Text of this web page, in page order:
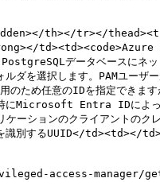
th></tr></
データベースにネ
選択します。PAMユーザ
任意のIDを指定できま
Entra IDによってア
ョンのクライアントの
) を識別するUUID</
privileged-access-